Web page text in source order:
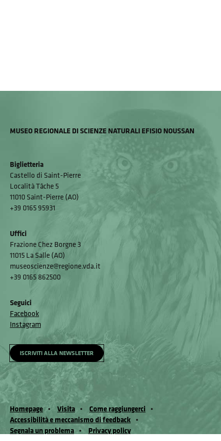
MUSEO REGIONALE DI SCIENZE NATURALI EFISIO NOUSSAN
Biglietteria
Castello di Saint-Pierre
Località Tâche 5
11010 Saint-Pierre (AO)
+39 0165 95931
Uffici
Frazione Chez Borgne 3
11015 La Salle (AO)
museoscienze@regione.vda.it
+39 0165 862500
Seguici
Facebook
Instagram
ISCRIVITI ALLA NEWSLETTER
Homepage Visita
Come raggiungerci
Accessibilità e meccanismo di feedback
Segnala un problema
Privacy policy